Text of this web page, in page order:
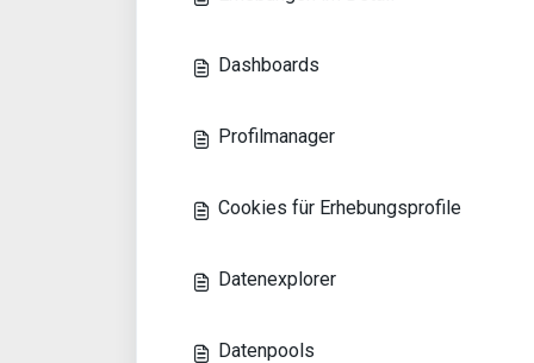
Dashboards
Profilmanager
Cookies für Erhebungsprofile
Datenexplorer
Datenpools